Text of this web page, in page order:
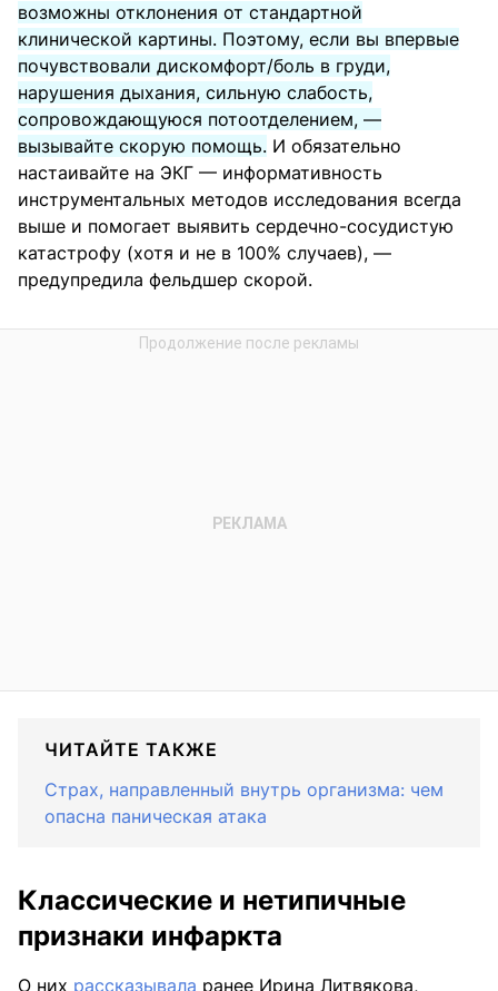
возможны отклонения от стандартной
клинической картины. Поэтому, если вы впервые
почувствовали дискомфорт/боль в груди,
нарушения дыхания, сильную слабость,
сопровождающуюся потоотделением, —
вызывайте скорую помощь. И обязательно
настаивайте на ЭКГ — информативность
инструментальных методов исследования всегда
выше и помогает выявить сердечно-сосудистую
катастрофу (хотя и не в 100% случаев), —
предупредила фельдшер скорой.
ЧИТАЙТЕ ТАКЖЕ
Страх, направленный внутрь организма: чем
опасна паническая атака
Классические и нетипичные
признаки инфаркта
О них рассказывала ранее Ирина Литвякова,